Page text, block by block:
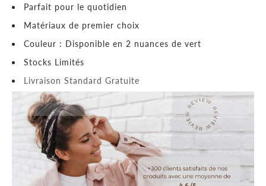
Parfait pour le quotidien
Matériaux de premier choix
Couleur : Disponible en 2 nuances de vert
Stocks Limités
Livraison Standard Gratuite